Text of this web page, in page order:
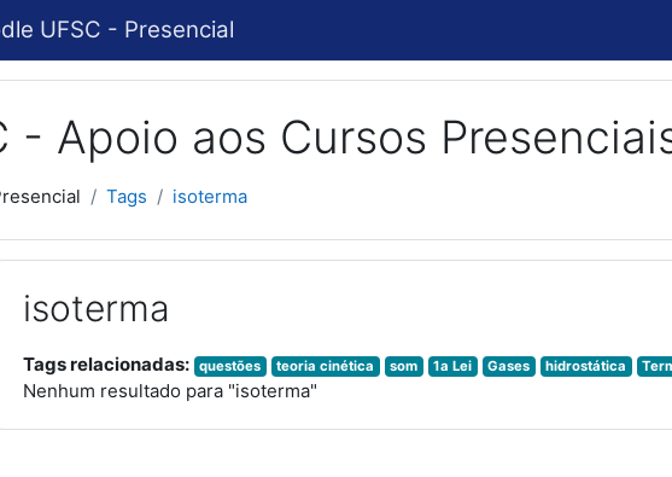
UFSC - Presencial
- Apoio aos Cursos
Tags isoterma
isoterma
Tags relacionadas: questões teoria cinética som 1a Lei Gases hidrostática
Nenhum resultado para "isoterma"